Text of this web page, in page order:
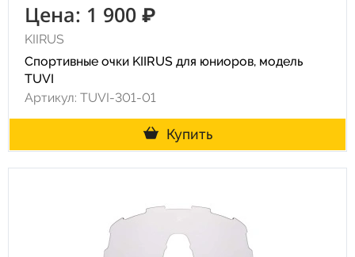
Цена: 1 900 ₽
KIIRUS
Спортивные очки KIIRUS для юниоров, модель
TUVI
Артикул: TUVI-301-01
Купить